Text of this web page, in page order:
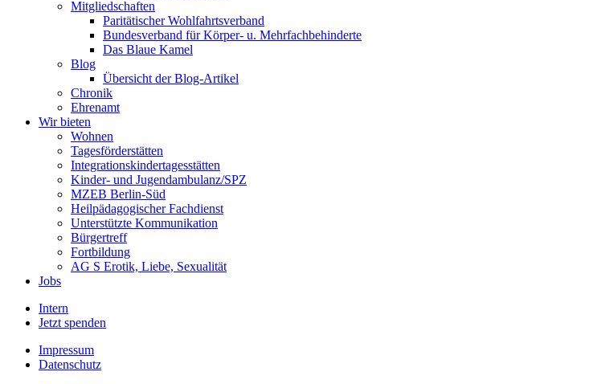
Mitgliedschaften
Paritätischer Wohlfahrtsverband
Bundesverband für Körper- u. Mehrfachbehinderte
Das Blaue Kamel
Blog
Übersicht der Blog-Artikel
Chronik
Ehrenamt
Wir bieten
Wohnen
Tagesförderstätten
Integrationskindertagesstätten
Kinder- und Jugendambulanz/SPZ
MZEB Berlin-Süd
Heilpädagogischer Fachdienst
Unterstützte Kommunikation
Bürgertreff
Fortbildung
AG S Erotik, Liebe, Sexualität
Jobs
Intern
Jetzt spenden
Impressum
Datenschutz